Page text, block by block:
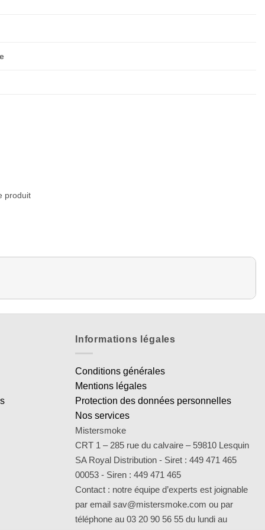
produit
Informations légales
Conditions générales
Mentions légales
Protection des données personnelles
Nos services
Mistersmoke
CRT 1 – 285 rue du calvaire – 59810 Lesquin
SA Royal Distribution - Siret : 449 471 465
00053 - Siren : 449 471 465
Contact : notre équipe d’experts est joignable
par email sav@mistersmoke.com ou par
téléphone au 03 20 90 56 55 du lundi au